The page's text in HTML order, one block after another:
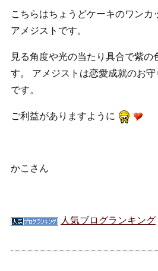
こちらはちょうどケーキのワンカ
アメジストです。
見る角度や光の当たり具合で紫の
す。 アメジストは恋愛成就のお
です。
ご利益がありますように
かこさん
人気ブログランキング